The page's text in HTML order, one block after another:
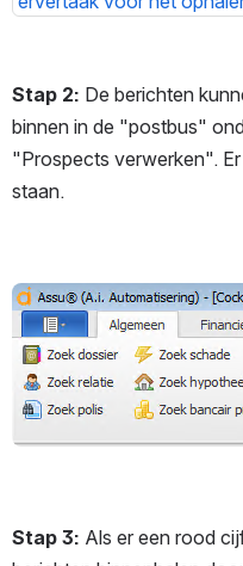
Stap 2: De berichten
binnen in de "postbus"
"Prospects verwerken".
staan.
Open
Stap 3: Als er een rood